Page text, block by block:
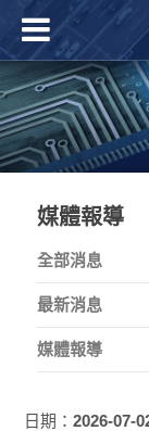
媒體報導
全部消息
最新消息
媒體報導
日期：2026-07-